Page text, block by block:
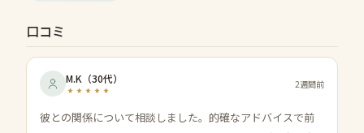
口コミ
M.K （30代） 2週間前
彼との関係について相談しました。的確なアドバイスで前